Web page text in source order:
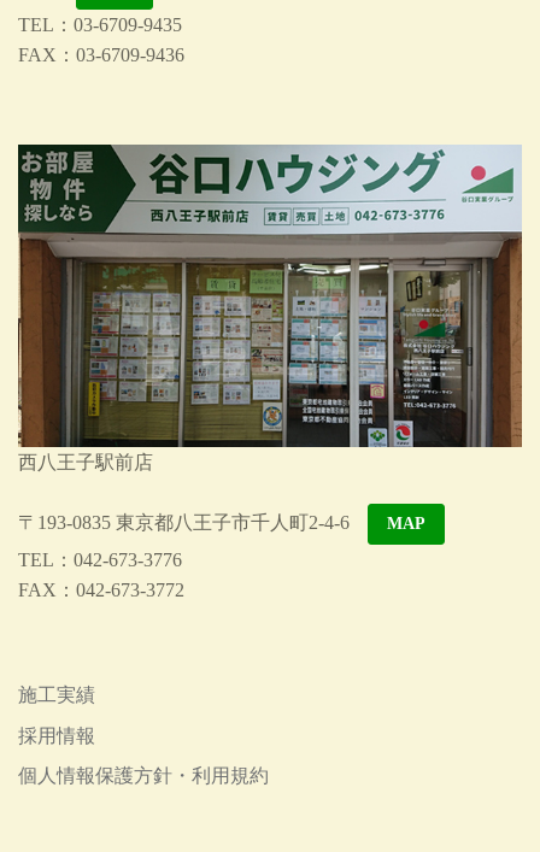
TEL：03-6709-9435
FAX：03-6709-9436
西八王子駅前店
〒193-0835 東京都八王子市千人町2-4-6 MAP
TEL：042-673-3776
FAX：042-673-3772
施工実績
採用情報
個人情報保護方針・利用規約